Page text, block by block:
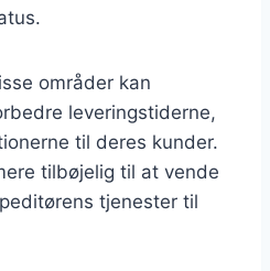
områder kan
leveringstiderne,
til deres kunder.
tilbøjelig til at vende
tjenester til